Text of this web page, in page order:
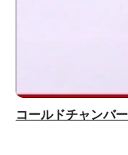
コールドチャンバ